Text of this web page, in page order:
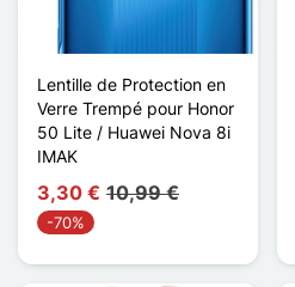
Lentille de Protection en
Verre Trempé pour Honor
50 Lite / Huawei Nova 8i
IMAK
3,30 € 10,99 €
-70%